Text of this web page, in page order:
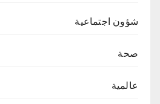
شؤون اجتماعية
صحة
عالمية